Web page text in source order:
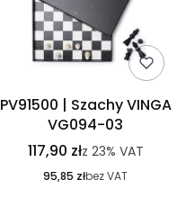
PV91500 | Szachy VINGA
VG094-03
117,90 złz 23% VAT
95,85 złbez VAT